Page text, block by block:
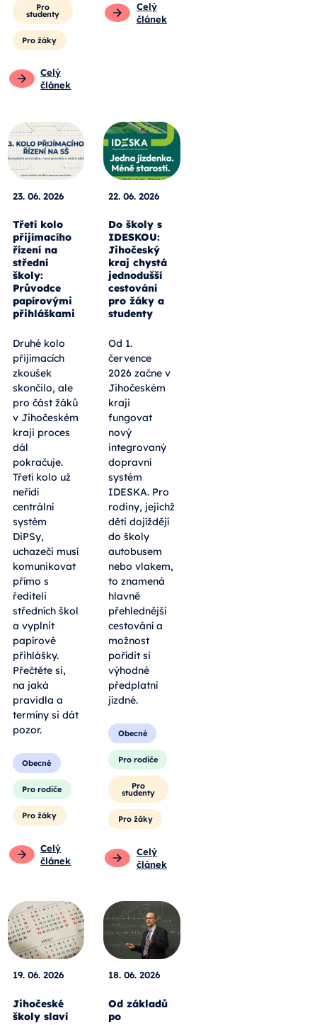
Pro
studenty
Pro žáky
Celý
článek
Celý
článek
23. 06. 2026
Třetí kolo
přijímacího
řízení na
střední
školy:
Průvodce
papírovými
přihláškami
Druhé kolo
přijímacích
zkoušek
skončilo, ale
pro část žáků
v Jihočeském
kraji proces
dál
pokračuje.
Třetí kolo už
neřídí
centrální
systém
DiPSy,
uchazeči musí
komunikovat
přímo s
řediteli
středních škol
a vyplnit
papírové
přihlášky.
Přečtěte si,
na jaká
pravidla a
termíny si dát
pozor.
Obecné
Pro rodiče
Pro žáky
Celý
článek
22. 06. 2026
Do školy s
IDESKOU:
Jihočeský
kraj chystá
jednodušší
cestování
pro žáky a
studenty
Od 1.
července
2026 začne v
Jihočeském
kraji
fungovat
nový
integrovaný
dopravní
systém
IDESKA. Pro
rodiny, jejichž
děti dojíždějí
do školy
autobusem
nebo vlakem,
to znamená
hlavně
přehlednější
cestování a
možnost
pořídit si
výhodné
předplatní
jízdné.
Obecné
Pro rodiče
Pro
studenty
Pro žáky
Celý
článek
19. 06. 2026
Jihočeské
školy slaví
18. 06. 2026
Od základů
po